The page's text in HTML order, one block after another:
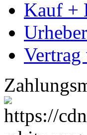
©
Alle
AGB
Open